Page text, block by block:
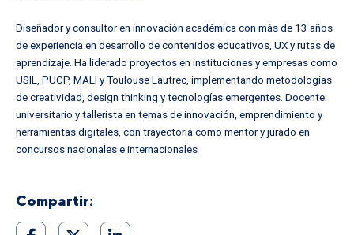
Diseñador y consultor en innovación académica con más de 13 años
de experiencia en desarrollo de contenidos educativos, UX y rutas de
aprendizaje. Ha liderado proyectos en instituciones y empresas como
USIL, PUCP, MALI y Toulouse Lautrec, implementando metodologías
de creatividad, design thinking y tecnologías emergentes. Docente
universitario y tallerista en temas de innovación, emprendimiento y
herramientas digitales, con trayectoria como mentor y jurado en
concursos nacionales e internacionales
Compartir: